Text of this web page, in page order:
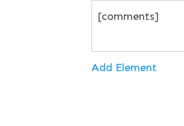
Add Element